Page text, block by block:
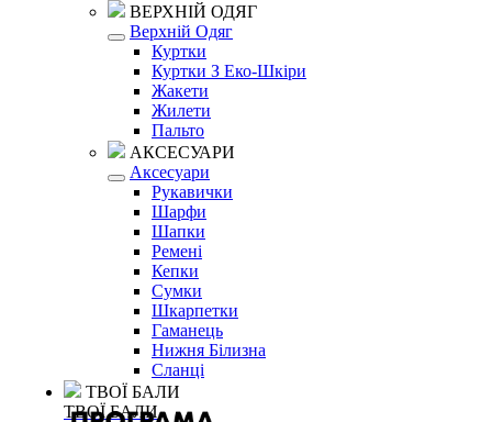
ВЕРХНІЙ ОДЯГ
Верхній Одяг
Куртки
Куртки З Еко-Шкіри
Жакети
Жилети
Пальто
АКСЕСУАРИ
Аксесуари
Рукавички
Шарфи
Шапки
Ремені
Кепки
Сумки
Шкарпетки
Гаманець
Нижня Білизна
Сланці
ТВОЇ БАЛИ
ТВОЇ БАЛИ